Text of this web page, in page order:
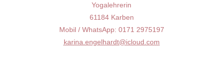
Yogalehrerin
61184 Karben
Mobil / WhatsApp: 0171 2975197
karina.engelhardt@icloud.com